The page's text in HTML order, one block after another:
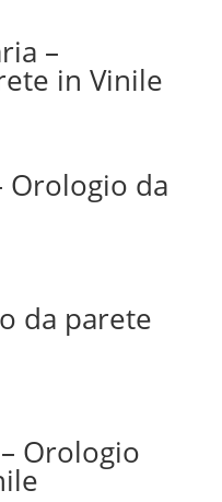
–
in Vinile
Orologio da
da parete
Orologio